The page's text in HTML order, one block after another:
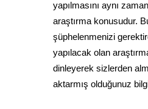
yapılmasını aynı
araştırma konusudur.
şüphelenmenizi
yapılacak olan
dinleyerek sizlerden
aktarmış olduğunuz